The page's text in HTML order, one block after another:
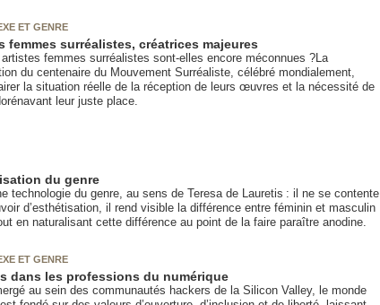
ET GENRE
femmes surréalistes, créatrices majeures
femmes surréalistes sont-elles encore méconnues ?La
du centenaire du Mouvement Surréaliste, célébré mondialement,
la situation réelle de la réception de leurs œuvres et la nécessité de
leur juste place.
du genre
technologie du genre, au sens de Teresa de Lauretis : il ne se contente
d’esthétisation, il rend visible la différence entre féminin et masculin
en naturalisant cette différence au point de la faire paraître anodine.
ET GENRE
dans les professions du numérique
au sein des communautés hackers de la Silicon Valley, le monde